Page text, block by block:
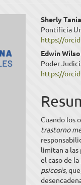
del
Sherly
Pontificia
https://
Edwin
Poder
https://
Cuando los
trastorno
limitan a las
el caso de
psicosis,